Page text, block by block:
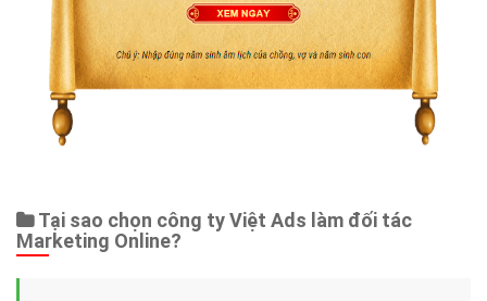
Tại sao chọn công ty Việt Ads làm đối tác
Marketing Online?